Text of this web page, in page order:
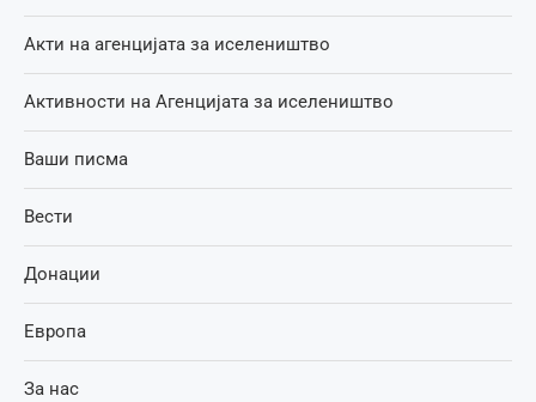
Акти на агенцијата за иселеништво
Активности на Агенцијата за иселеништво
Ваши писма
Вести
Донации
Европа
За нас